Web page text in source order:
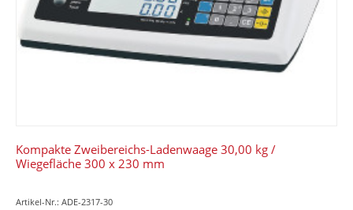
Kompakte Zweibereichs-Ladenwaage 30,00 kg /
Wiegefläche 300 x 230 mm
Artikel-Nr.: ADE-2317-30